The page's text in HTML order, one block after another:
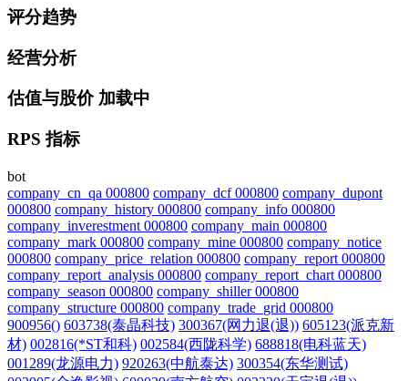
评分趋势
经营分析
估值与股价 加载中
RPS 指标
bot
company_cn_qa 000800 company_dcf 000800 company_dupont
000800 company_history 000800 company_info 000800
company_inverestment 000800 company_main 000800
company_mark 000800 company_mine 000800 company_notice
000800 company_price_relation 000800 company_report 000800
company_report_analysis 000800 company_report_chart 000800
company_season 000800 company_shiller 000800
company_structure 000800 company_trade_grid 000800
900956() 603738(泰晶科技) 300367(网力退(退)) 605123(派克新
材) 002816(*ST和科) 002584(西陇科学) 688818(电科蓝天)
001289(龙源电力) 920263(中航泰达) 300354(东华测试)